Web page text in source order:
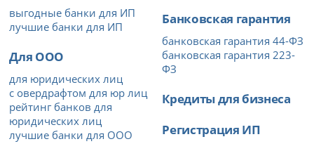
выгодные банки для ИП
лучшие банки для ИП
Для ООО
для юридических лиц
с овердрафтом для юр лиц
рейтинг банков для
юридических лиц
лучшие банки для ООО
Банковская гарантия
банковская гарантия 44-ФЗ
банковская гарантия 223-
ФЗ
Кредиты для бизнеса
Регистрация ИП